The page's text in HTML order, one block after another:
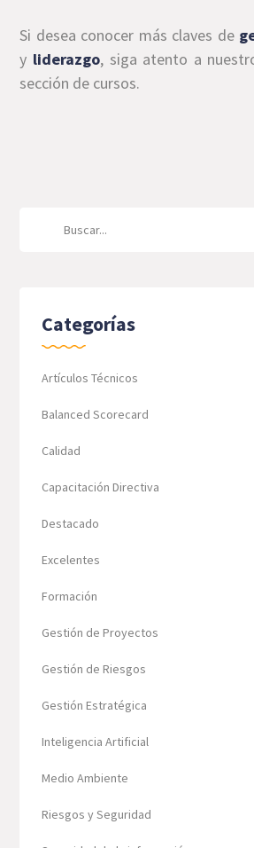
Si desea conocer más claves de
y liderazgo, siga atento a
sección de cursos.
Categorías
Artículos Técnicos
Balanced Scorecard
Calidad
Capacitación Directiva
Destacado
Excelentes
Formación
Gestión de Proyectos
Gestión de Riesgos
Gestión Estratégica
Inteligencia Artificial
Medio Ambiente
Riesgos y Seguridad